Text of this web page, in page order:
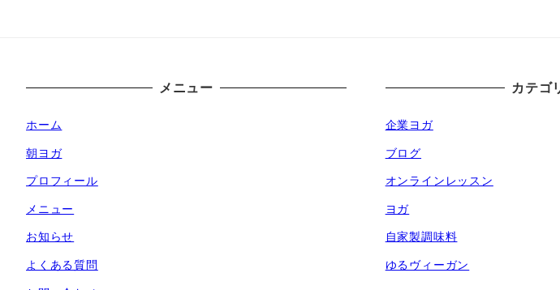
メニュー
ホーム
朝ヨガ
プロフィール
メニュー
お知らせ
よくある質問
カテゴ
企業ヨガ
ブログ
オンラインレッスン
ヨガ
自家製調味料
ゆるヴィーガン